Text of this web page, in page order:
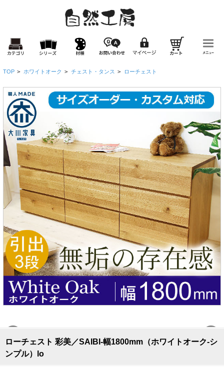
TOP > ホワイトオーク > チェスト・タンス > ローチェスト
ローチェスト 彩美／SAIBI-幅1800mm（ホワイトオーク-シ
ンプル）lo